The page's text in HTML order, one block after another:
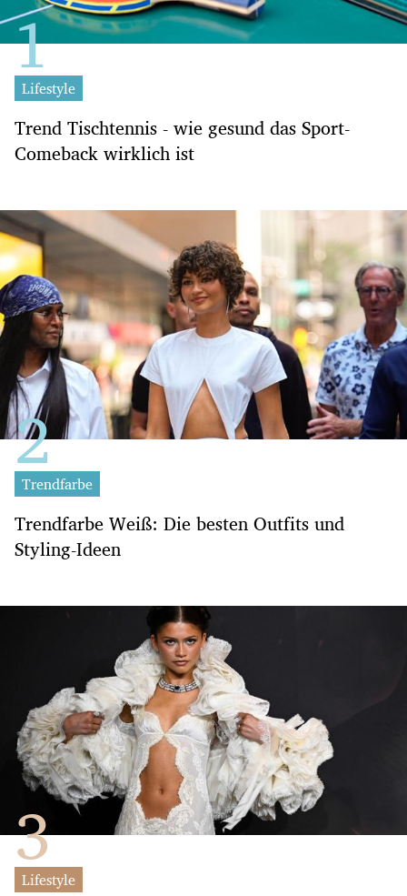
Lifestyle
Trend Tischtennis - wie gesund das Sport-
Comeback wirklich ist
Trendfarbe
Trendfarbe Weiß: Die besten Outfits und
Styling-Ideen
Lifestyle